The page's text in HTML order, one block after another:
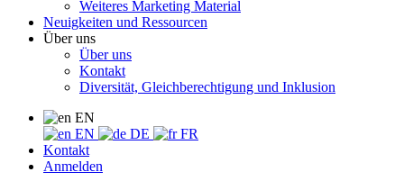
Weiteres Marketing Material
Neuigkeiten und Ressourcen
Über uns
Über uns
Kontakt
Diversität, Gleichberechtigung und Inklusion
EN
EN
DE
FR
Kontakt
Anmelden